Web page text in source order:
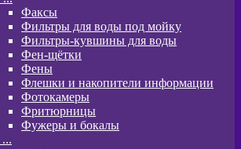
Факсы
Фильтры для воды под мойку
Фильтры-кувшины для воды
Фен-щётки
Фены
Флешки и накопители информации
Фотокамеры
Фритюрницы
Фужеры и бокалы